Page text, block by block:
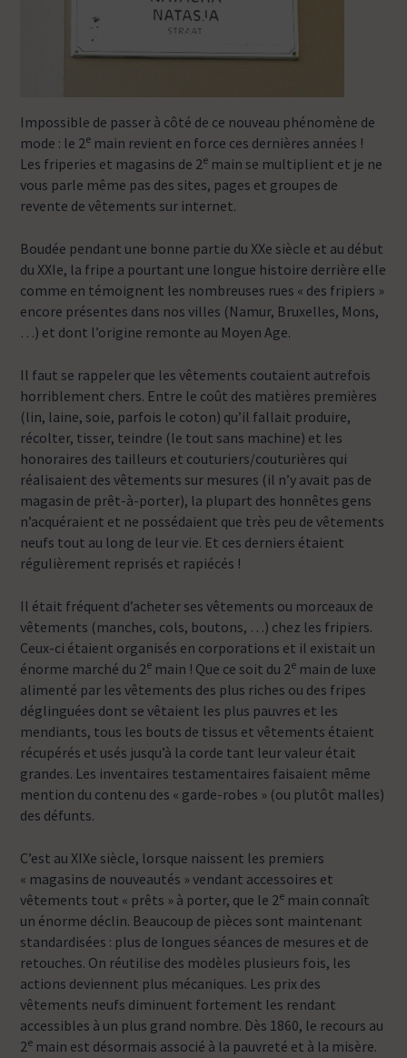
Impossible de passer à côté de ce nouveau phénomène de
mode : le 2e main revient en force ces dernières années !
Les friperies et magasins de 2e main se multiplient et je ne
vous parle même pas des sites, pages et groupes de
revente de vêtements sur internet.
Boudée pendant une bonne partie du XXe siècle et au début
du XXIe, la fripe a pourtant une longue histoire derrière elle
comme en témoignent les nombreuses rues « des fripiers »
encore présentes dans nos villes (Namur, Bruxelles, Mons,
…) et dont l’origine remonte au Moyen Age.
Il faut se rappeler que les vêtements coutaient autrefois
horriblement chers. Entre le coût des matières premières
(lin, laine, soie, parfois le coton) qu’il fallait produire,
récolter, tisser, teindre (le tout sans machine) et les
honoraires des tailleurs et couturiers/couturières qui
réalisaient des vêtements sur mesures (il n’y avait pas de
magasin de prêt-à-porter), la plupart des honnêtes gens
n’acquéraient et ne possédaient que très peu de vêtements
neufs tout au long de leur vie. Et ces derniers étaient
régulièrement reprisés et rapiécés !
Il était fréquent d’acheter ses vêtements ou morceaux de
vêtements (manches, cols, boutons, …) chez les fripiers.
Ceux-ci étaient organisés en corporations et il existait un
énorme marché du 2e main ! Que ce soit du 2e main de luxe
alimenté par les vêtements des plus riches ou des fripes
déglinguées dont se vêtaient les plus pauvres et les
mendiants, tous les bouts de tissus et vêtements étaient
récupérés et usés jusqu’à la corde tant leur valeur était
grandes. Les inventaires testamentaires faisaient même
mention du contenu des « garde-robes » (ou plutôt malles)
des défunts.
C’est au XIXe siècle, lorsque naissent les premiers
« magasins de nouveautés » vendant accessoires et
vêtements tout « prêts » à porter, que le 2e main connaît
un énorme déclin. Beaucoup de pièces sont maintenant
standardisées : plus de longues séances de mesures et de
retouches. On réutilise des modèles plusieurs fois, les
actions deviennent plus mécaniques. Les prix des
vêtements neufs diminuent fortement les rendant
accessibles à un plus grand nombre. Dès 1860, le recours au
2e main est désormais associé à la pauvreté et à la misère.